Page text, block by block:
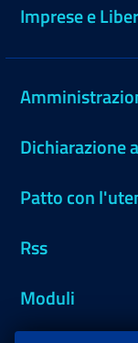
Imprese e
Dichiarazione
Patto con
Rss
Moduli